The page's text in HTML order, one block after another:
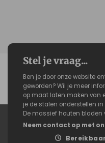
Stel je vraag...
Ben je door onze website
geworden? Wil je meer
op maat laten maken van
je de stalen onderstellen
De massief houten bladen
Neem contact op met